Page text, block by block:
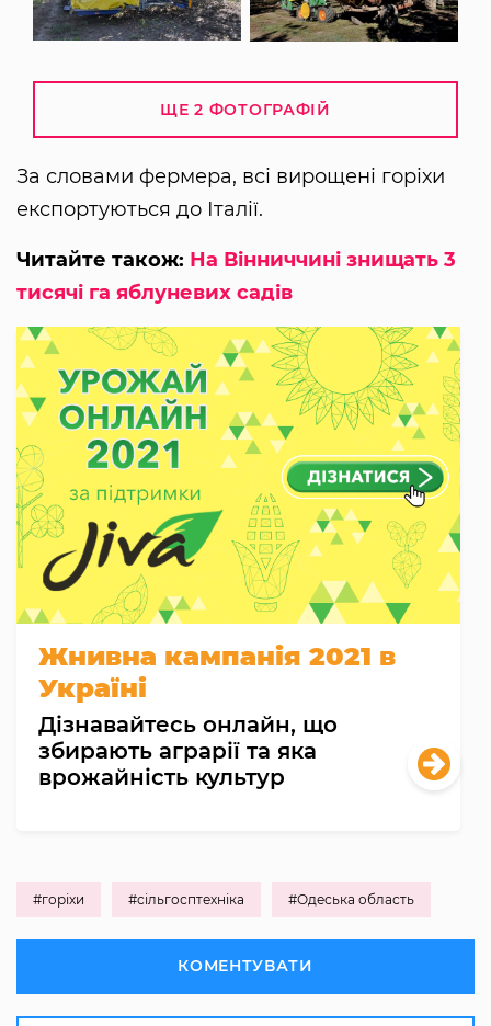
ЩЕ 2 ФОТОГРАФІЙ
За словами фермера, всі вирощені горіхи
експортуються до Італії.
Читайте також: На Вінниччині знищать 3
тисячі га яблуневих садів
Жнивна кампанія 2021 в
Україні
Дізнавайтесь онлайн, що
збирають аграрії та яка
врожайність культур
#горіхи #сільгосптехніка #Одеська область
КОМЕНТУВАТИ